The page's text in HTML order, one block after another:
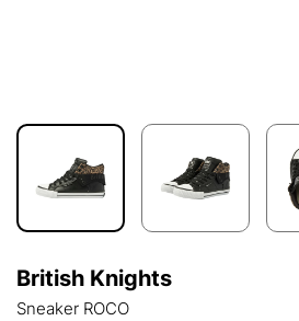
British Knights
Sneaker ROCO